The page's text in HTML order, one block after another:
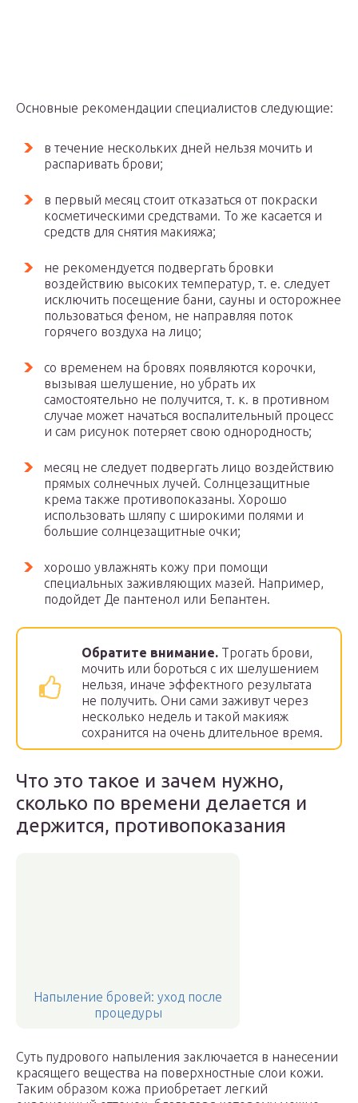
Основные рекомендации специалистов следующие:
в течение нескольких дней нельзя мочить и
распаривать брови;
в первый месяц стоит отказаться от покраски
косметическими средствами. То же касается и
средств для снятия макияжа;
не рекомендуется подвергать бровки
воздействию высоких температур, т. е. следует
исключить посещение бани, сауны и осторожнее
пользоваться феном, не направляя поток
горячего воздуха на лицо;
со временем на бровях появляются корочки,
вызывая шелушение, но убрать их
самостоятельно не получится, т. к. в противном
случае может начаться воспалительный процесс
и сам рисунок потеряет свою однородность;
месяц не следует подвергать лицо воздействию
прямых солнечных лучей. Солнцезащитные
крема также противопоказаны. Хорошо
использовать шляпу с широкими полями и
большие солнцезащитные очки;
хорошо увлажнять кожу при помощи
специальных заживляющих мазей. Например,
подойдет Де пантенол или Бепантен.
Обратите внимание. Трогать брови,
мочить или бороться с их шелушением
нельзя, иначе эффектного результата
не получить. Они сами заживут через
несколько недель и такой макияж
сохранится на очень длительное время.
Что это такое и зачем нужно,
сколько по времени делается и
держится, противопоказания
Напыление бровей: уход после
процедуры
Суть пудрового напыления заключается в нанесении
красящего вещества на поверхностные слои кожи.
Таким образом кожа приобретает легкий